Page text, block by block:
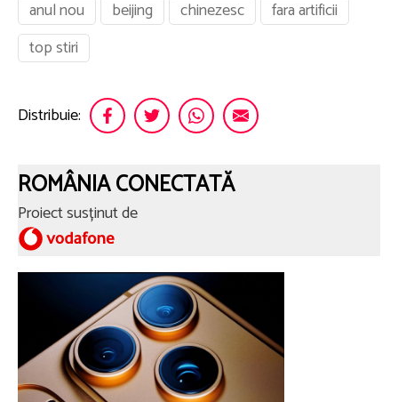
anul nou
beijing chinezesc
fara artificii
top stiri
Distribuie:
ROMÂNIA CONECTATĂ
Proiect susținut de